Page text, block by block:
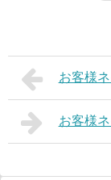
お客様
お客様